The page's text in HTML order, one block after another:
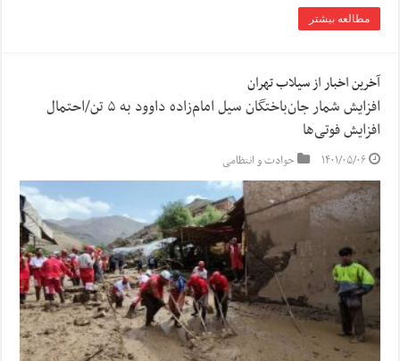
مطالعه بیشتر
آخرین اخبار از سیلاب تهران
افزایش شمار جان‌باختگان سیل امام‌زاده داوود به ۵ تن/احتمال
افزایش فوتی‌ها
۱۴۰۱/۰۵/۰۶ حوادث و انتظامی